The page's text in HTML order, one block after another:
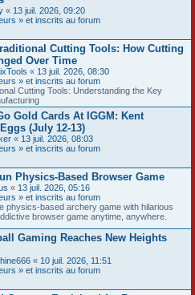
« 13 juil. 2026, 09:20
» et inscrits au forum
Cutting Tools: How Cutting
Over Time
« 13 juil. 2026, 08:30
» et inscrits au forum
Cutting Tools: Understanding the Key
Gold Cards At IGGM: Kent
(July 12-13)
« 13 juil. 2026, 08:03
» et inscrits au forum
Physics-Based Browser Game
« 13 juil. 2026, 05:16
» et inscrits au forum
physics-based archery game with hilarious
browser game anytime, anywhere.
Gaming Reaches New Heights
« 10 juil. 2026, 11:51
» et inscrits au forum